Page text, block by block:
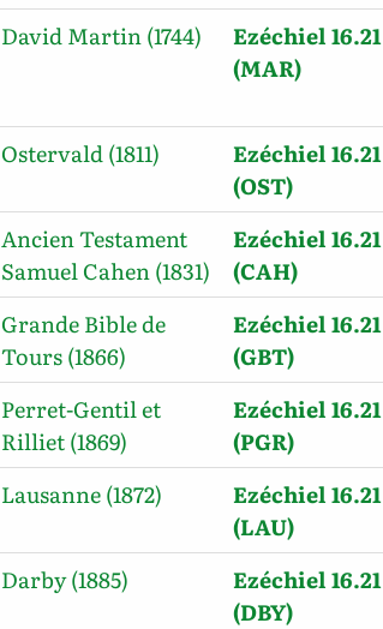
David Martin (1744)
Ezéchiel 16.21
(MAR)
Ostervald (1811)
Ezéchiel 16.21
(OST)
Ancien Testament
Samuel Cahen (1831)
Ezéchiel 16.21
(CAH)
Grande Bible de
Tours (1866)
Ezéchiel 16.21
(GBT)
Perret-Gentil et
Rilliet (1869)
Ezéchiel 16.21
(PGR)
Lausanne (1872)
Ezéchiel 16.21
(LAU)
Darby (1885)
Ezéchiel 16.21
(DBY)